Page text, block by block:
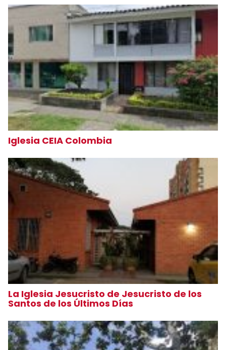
Iglesia CEIA Colombia
La Iglesia Jesucristo de Jesucristo de los
Santos de los Últimos Días